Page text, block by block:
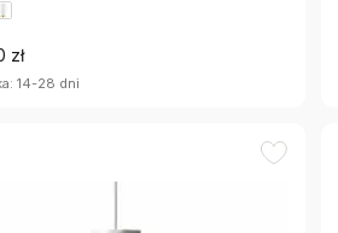
zł
14-28 dni